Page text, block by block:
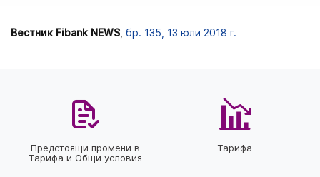
Вестник Fibank NEWS бр. 135, 13 юли 2018 г.
Предстоящи промени в
Тарифа и Общи условия
Тарифа